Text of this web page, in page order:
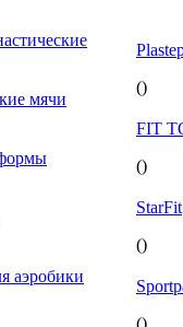
мячи
аэробики
()
FIT
()
StarFit
()
()